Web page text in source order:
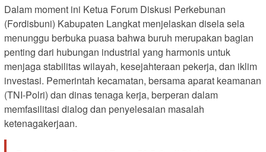
Dalam moment ini Ketua Forum Diskusi Perkebunan
(Fordisbuni) Kabupaten Langkat menjelaskan disela sela
menunggu berbuka puasa bahwa buruh merupakan bagian
penting dari hubungan industrial yang harmonis untuk
menjaga stabilitas wilayah, kesejahteraan pekerja, dan iklim
investasi. Pemerintah kecamatan, bersama aparat keamanan
(TNI-Polri) dan dinas tenaga kerja, berperan dalam
memfasilitasi dialog dan penyelesaian masalah
ketenagakerjaan.